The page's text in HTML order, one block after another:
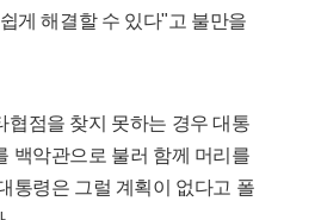
게 해결할 수 있다"고 불만을
협점을 찾지 못하는 경우 대통
백악관으로 불러 함께 머리를
통령은 그럴 계획이 없다고 폴